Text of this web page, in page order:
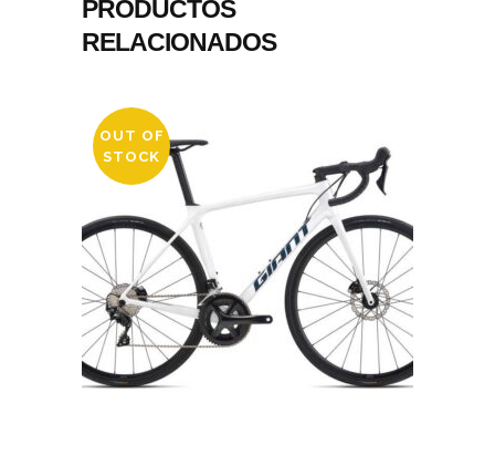
PRODUCTOS
RELACIONADOS
OUT OF
STOCK